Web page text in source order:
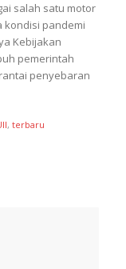
salah satu motor
kondisi pandemi
Kebijakan
pemerintah
penyebaran
, terbaru